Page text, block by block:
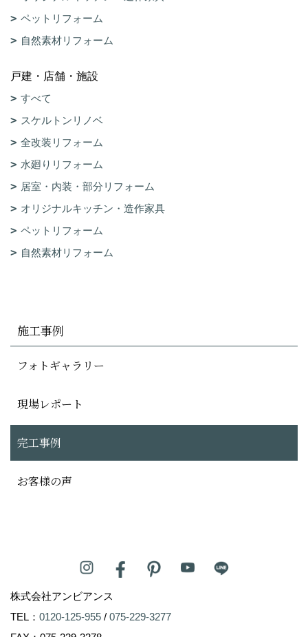
ペットリフォーム
自然素材リフォーム
戸建・店舗・施設
すべて
スケルトンリノベ
全改装リフォーム
水廻りリフォーム
居室・内装・部分リフォーム
オリジナルキッチン・造作家具
ペットリフォーム
自然素材リフォーム
施工事例
フォトギャラリー
現場レポート
完工事例
お客様の声
株式会社アンビアンス
TEL： 0120-125-955 / 075-229-3277